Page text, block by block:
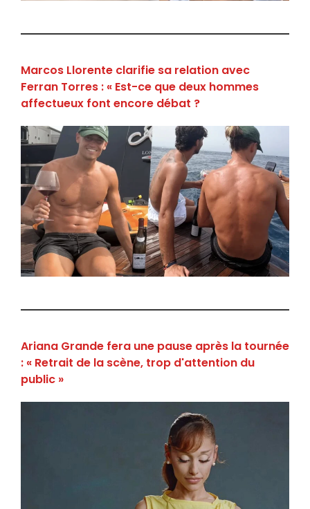
Marcos Llorente clarifie sa relation avec
Ferran Torres : « Est-ce que deux hommes
affectueux font encore débat ?
Ariana Grande fera une pause après la tournée
: « Retrait de la scène, trop d'attention du
public »